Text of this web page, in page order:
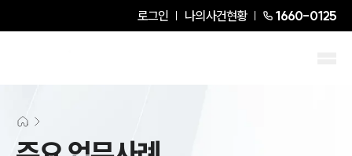
로그인 나의사건현황 1660-0125